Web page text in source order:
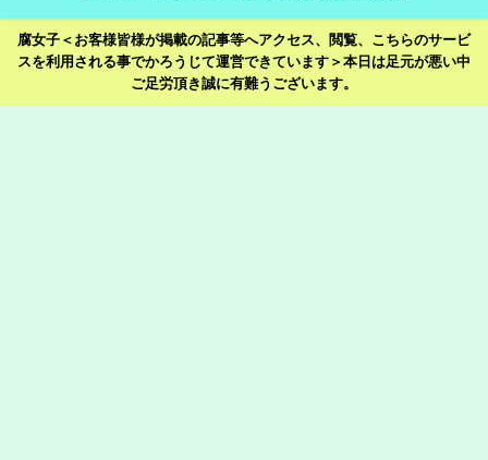
腐女子＜お客様皆様が掲載の記事等へアクセス、閲覧、こちらのサービ
スを利用される事でかろうじて運営できています＞本日は足元が悪い中
ご足労頂き誠に有難うございます。